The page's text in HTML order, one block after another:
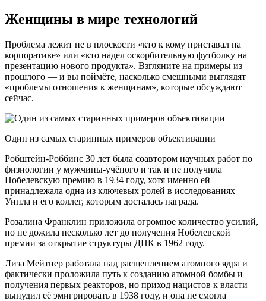
Женщины в мире технологий
Проблема лежит не в плоскости «кто к кому приставал на
корпоративе» или «кто надел оскорбительную футболку на
презентацию нового продукта». Взгляните на примеры из
прошлого — и вы поймёте, насколько смешными выглядят
«проблемы отношения к женщинам», которые обсуждают
сейчас.
Один из самых старинных примеров объективации
Робштейн-Роббинс 30 лет была соавтором научных работ по
физиологии у мужчины-учёного и так и не получила
Нобелевскую премию в 1934 году, хотя именно ей
принадлежала одна из ключевых ролей в исследованиях
Уипла и его коллег, которым досталась награда.
Розалина Франклин приложила огромное количество усилий,
но не дожила несколько лет до получения Нобелевской
премии за открытие структуры ДНК в 1962 году.
Лиза Мейтнер работала над расщеплением атомного ядра и
фактически проложила путь к созданию атомной бомбы и
получения первых реакторов, но приход нацистов к власти
вынудил её эмигрировать в 1938 году, и она не смогла